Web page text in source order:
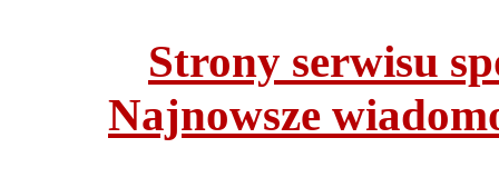
Strony serwisu
Najnowsze